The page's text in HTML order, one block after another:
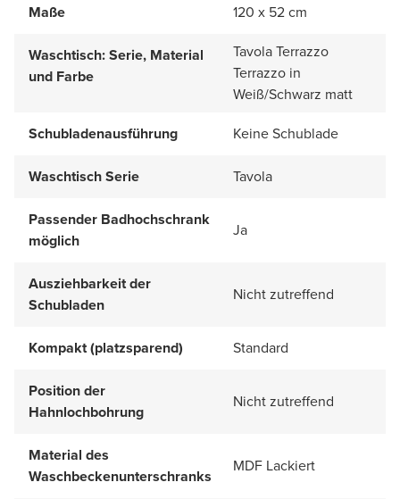
Maße 120 x 52 cm
Waschtisch: Serie, Material
und Farbe
Tavola Terrazzo
Terrazzo in
Weiß/Schwarz matt
Schubladenausführung
Keine Schublade
Waschtisch Serie Tavola
Passender Badhochschrank
möglich
Ja
Ausziehbarkeit der
Schubladen
Nicht zutreffend
Kompakt (platzsparend) Standard
Position der
Hahnlochbohrung
Nicht zutreffend
Material des
Waschbeckenunterschranks
MDF Lackiert